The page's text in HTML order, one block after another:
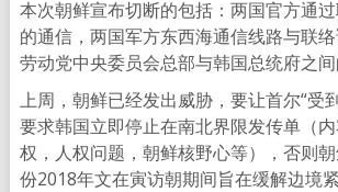
本次朝鲜宣布切断的包括：两国官方通
的通信，两国军方东西海通信线路与联
劳动党中央委员会总部与韩国总统府之间
上周，朝鲜已经发出威胁，要让首尔“受
要求韩国立即停止在南北界限发传单（
权，人权问题，朝鲜核野心等），否则
份2018年文在寅访朝期间旨在缓解边境